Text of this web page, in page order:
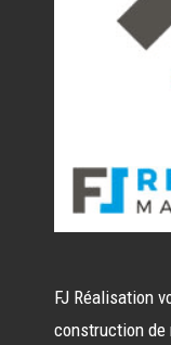
FJ Réalisation
construction de